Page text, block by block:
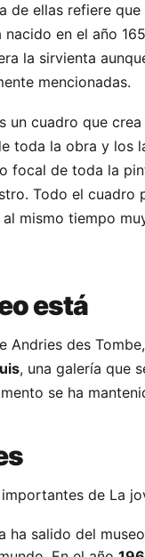
de ellas refiere
nacido en el año
la sirvienta
mencionadas.
un cuadro que
toda la obra y los
focal de toda la
Todo el cuadro
mismo tiempo
está
Andries des
, una galería que
se ha
de La
ha salido del